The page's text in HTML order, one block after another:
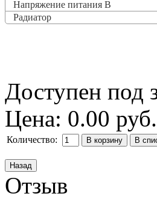
Напряжение питания В
Радиатор
Доступен под
Цена: 0.00 руб.
Количество:
Отзыв